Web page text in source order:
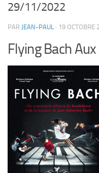
29/11/2022
PAR JEAN-PAUL · 19 OCTOBRE
Flying Bach